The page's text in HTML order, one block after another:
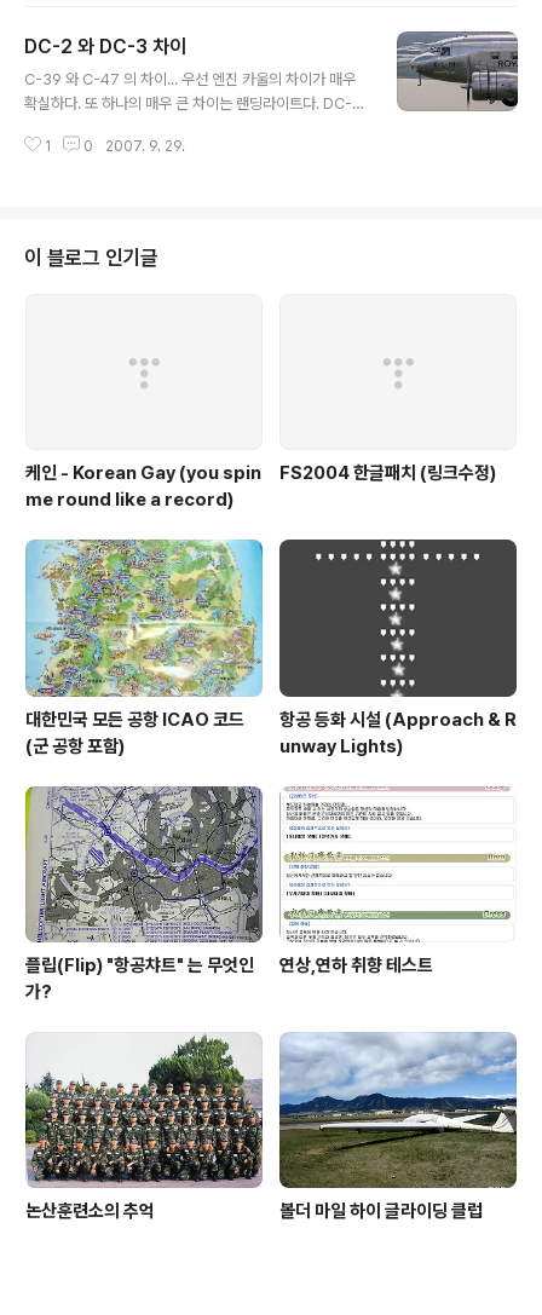
을 치하기도 한다.. 대신 조종사가 선크림을 발라야 할듯...
현재 존 트라볼타가 몰고 댕기는 707도 글레어 방지가 되
어있다. 세스나와 같은 항공기는 윈드쉴드 안쪽에 패널 상
라 하는것 같다..(잘 몰것슴 -0-)
DC-2 와 DC-3 차이
C-39 와 C-47 의 차이... 우선 엔진 카울의 차이가 매우
확실하다. 또 하나의 매우 큰 차이는 랜딩라이트다. DC-2
e 를 유발하여 매우 문제가 되어 날개쪽에 장착하게 되었
할 수 있다. 자질구리한 문제만 아니였다면 성공적이었을
것이다..아직도 쓰이는 명기이다. DC-2 와 DC-3 는 보완
1 0 2007. 9. 29.
이 블로그 인기글
케인 - Korean Gay (you spin
me round like a record)
FS2004 한글패치 (링크수정)
대한민국 모든 공항 ICAO 코드
(군 공항 포함)
항공 등화 시설 (Approach & R
unway Lights)
플립(Flip) "항공챠트" 는 무엇인
가?
연상,연하 취향 테스트
논산훈련소의 추억 볼더 마일 하이 글라이딩 클럽